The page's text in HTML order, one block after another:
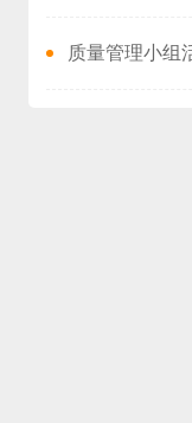
质量管理小组